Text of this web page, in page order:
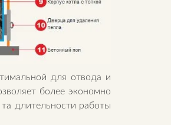
для отвода и
более экономно
длительности работы